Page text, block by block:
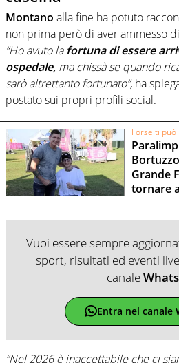
Montano alla fine ha potuto
non prima però di aver ammesso
“Ho avuto lafortuna di essere
ospedale, ma chissà se quando
sarò altrettanto fortunato”, ha
postato sui propri profili social.
Forse ti
Grande
tornare
Vuoi essere sempre
sport, risultati ed eventi
canale
Entra nel canale
“Nel 2026 è inaccettabile che ci